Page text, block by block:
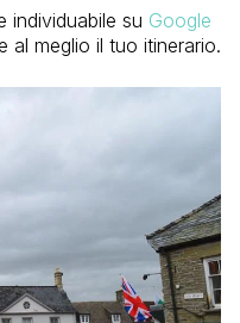
individuabile su Google
al meglio il tuo itinerario.